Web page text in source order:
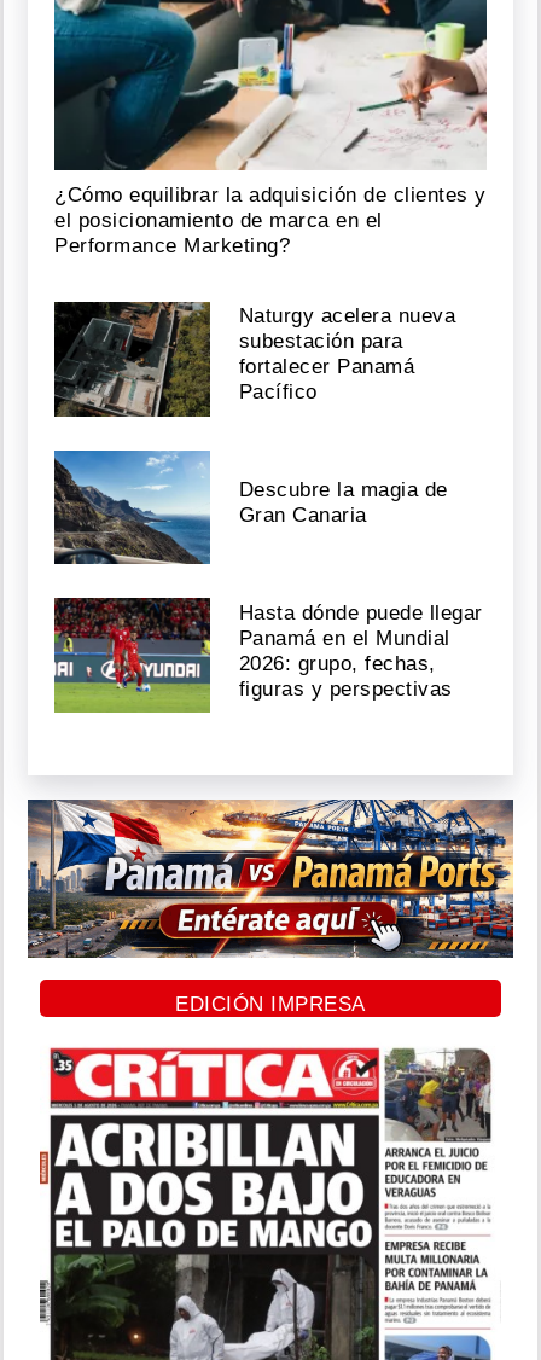
¿Cómo equilibrar la adquisición de clientes y
el posicionamiento de marca en el
Performance Marketing?
Naturgy acelera nueva
subestación para
fortalecer Panamá
Pacífico
Descubre la magia de
Gran Canaria
Hasta dónde puede llegar
Panamá en el Mundial
2026: grupo, fechas,
figuras y perspectivas
EDICIÓN IMPRESA